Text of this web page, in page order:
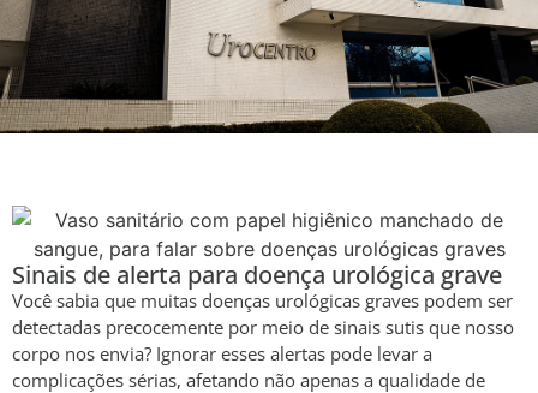
Sinais de alerta para doença urológica grave
Você sabia que muitas doenças urológicas graves podem ser
detectadas precocemente por meio de sinais sutis que nosso
corpo nos envia? Ignorar esses alertas pode levar a
complicações sérias, afetando não apenas a qualidade de